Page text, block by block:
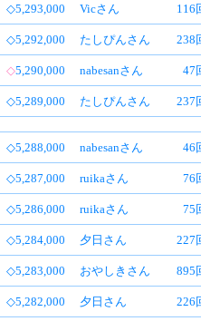
◇5,293,000 Vicさん 116
◇5,292,000 たしぴんさん 238
◇5,290,000 nabesanさん 47
◇5,289,000 たしぴんさん 237
◇5,288,000 nabesanさん 46
◇5,287,000 ruikaさん 76
◇5,286,000 ruikaさん 75
◇5,284,000 夕日さん 227
◇5,283,000 おやしきさん 895
◇5,282,000 夕日さん 226